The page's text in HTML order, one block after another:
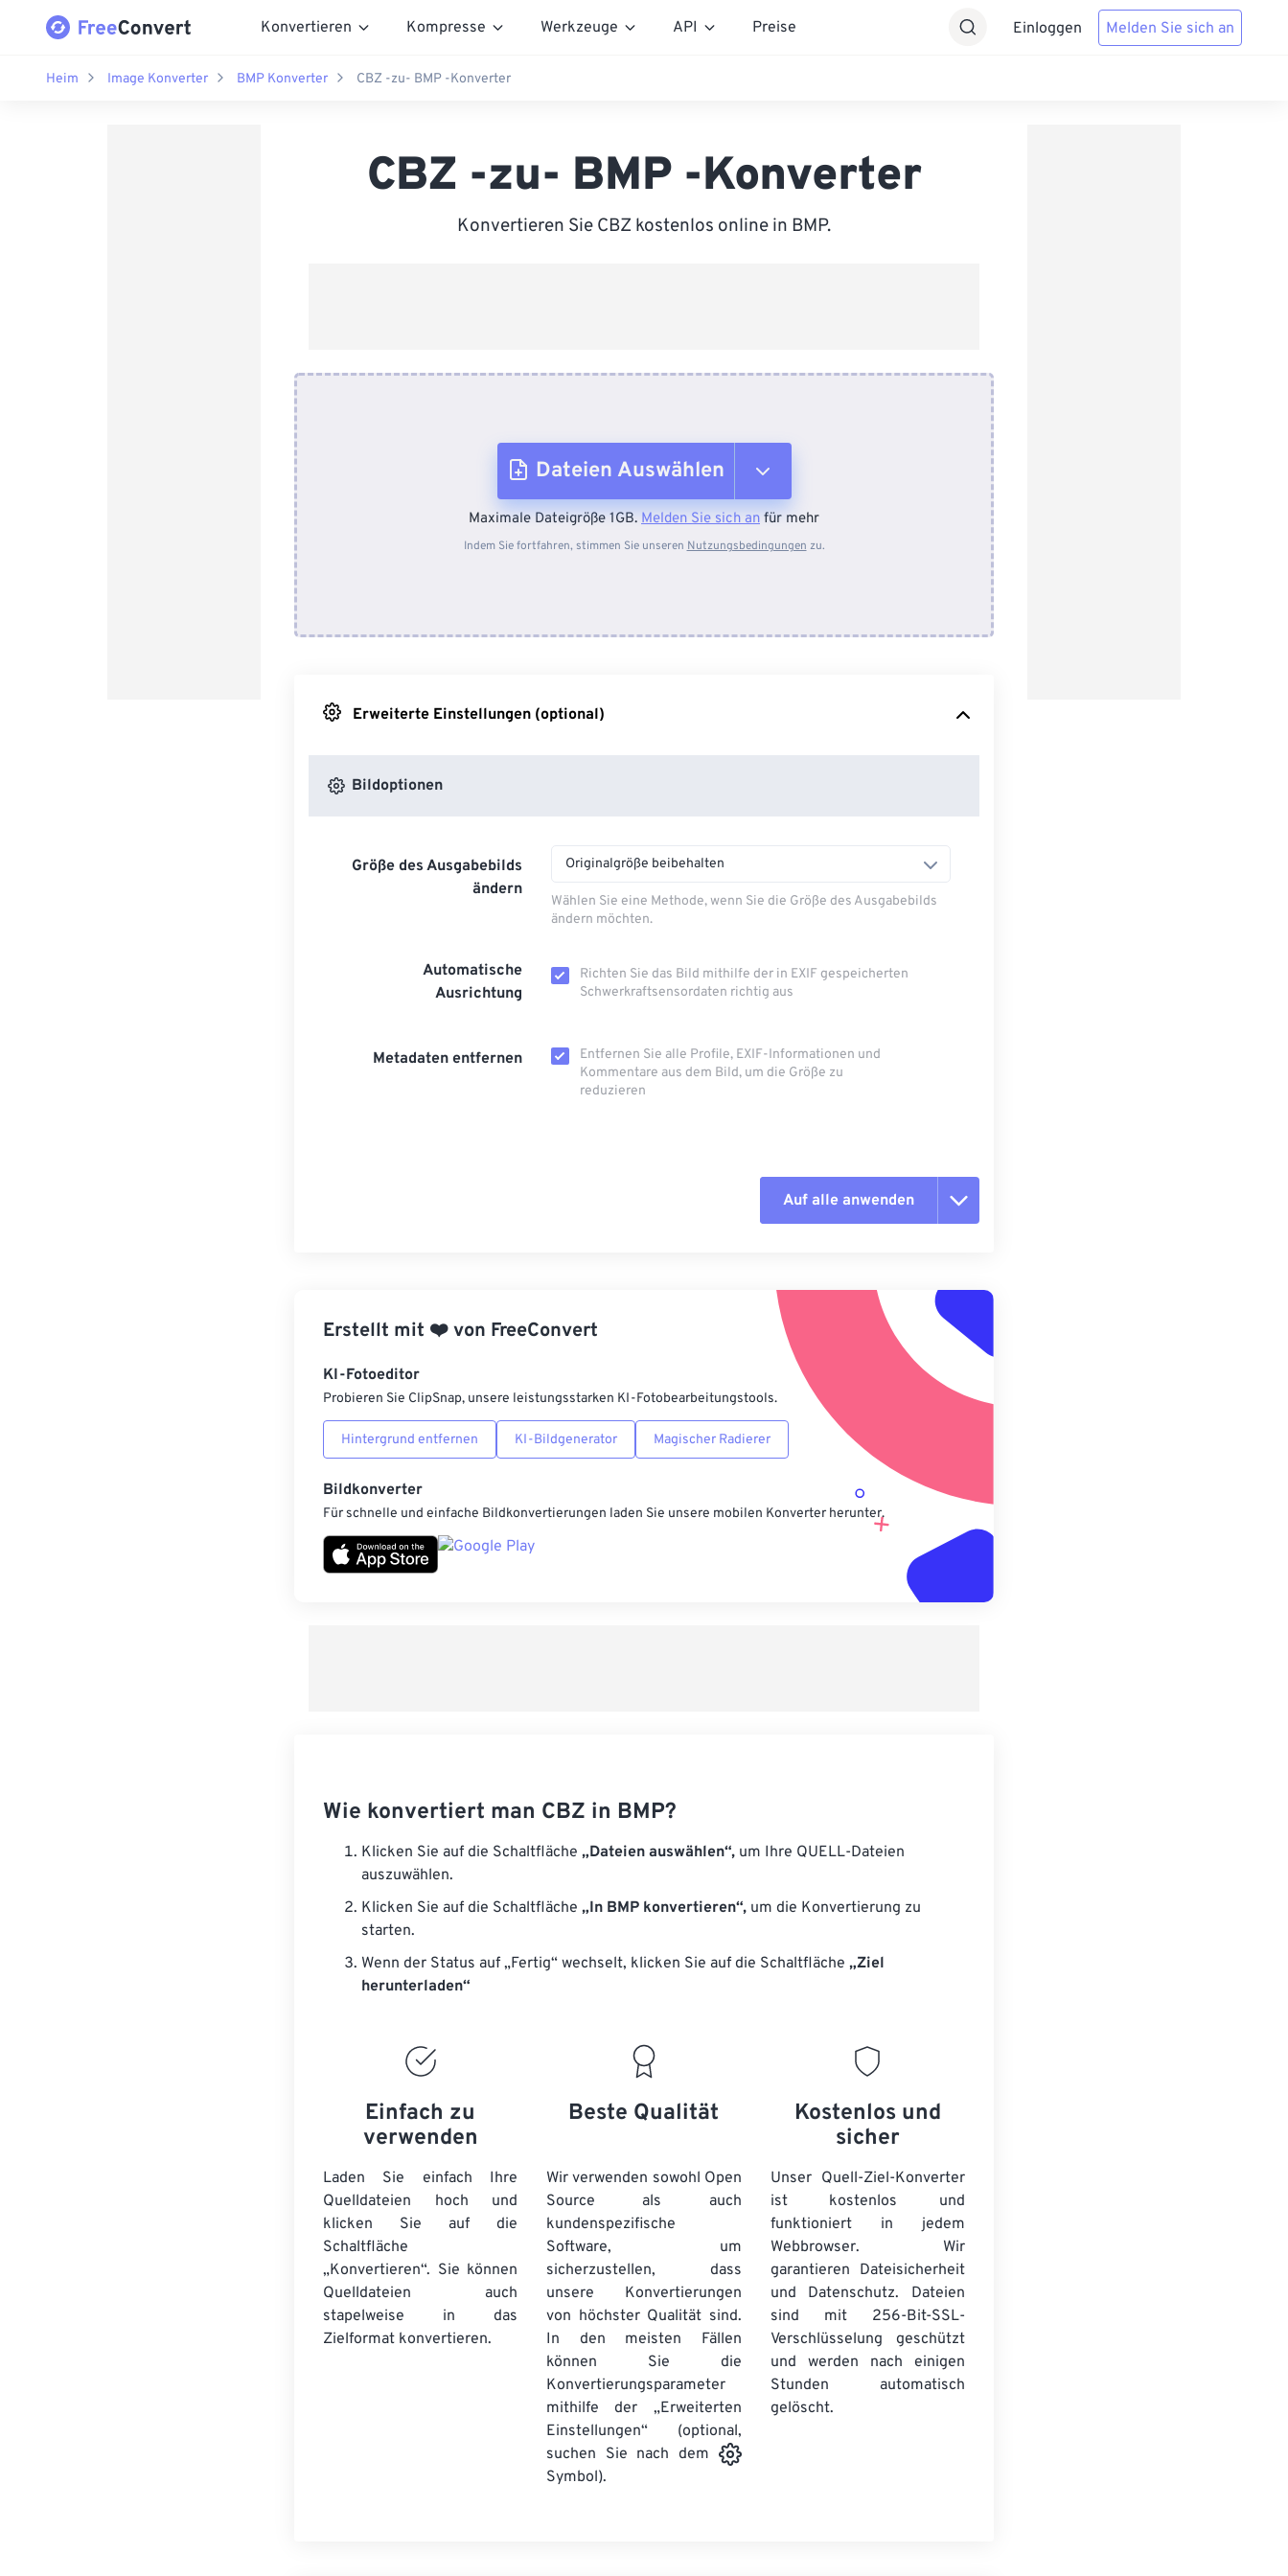
Konvertieren Kompresse Werkzeuge API Preise Einloggen Melden Sie sich an
Heim Image Konverter BMP Konverter CBZ -zu- BMP -Konverter
CBZ -zu- BMP -Konverter
Konvertieren Sie CBZ kostenlos online in BMP.
Dateien Auswählen
Vom Gerät
Maximale Dateigröße 1GB. Melden Sie sich an für mehr
Indem Sie fortfahren, stimmen Sie unseren Nutzungsbedingungen zu.
Erweiterte Einstellungen (optional)
Bildoptionen
Größe des Ausgabebilds
ändern
Originalgröße beibehalten
Wählen Sie eine Methode, wenn Sie die Größe des Ausgabebilds
ändern möchten.
Automatische
Ausrichtung
Richten Sie das Bild mithilfe der in EXIF ​​gespeicherten
Schwerkraftsensordaten richtig aus
Metadaten entfernen
Entfernen Sie alle Profile, EXIF-Informationen und
Kommentare aus dem Bild, um die Größe zu
reduzieren
Auf alle anwenden
Aus Vorgabe anwenden
Als Vorgabe speichern
Erstellt mit ❤️von FreeConvert
KI-Fotoeditor
Probieren Sie ClipSnap, unsere leistungsstarken KI-Fotobearbeitungstools.
Hintergrund entfernen KI-Bildgenerator Magischer Radierer
Bildkonverter
Für schnelle und einfache Bildkonvertierungen laden Sie unsere mobilen Konverter herunter.
Wie konvertiert man CBZ in BMP?
Klicken Sie auf die Schaltfläche „Dateien auswählen“, um Ihre QUELL-Dateien
auszuwählen.
Klicken Sie auf die Schaltfläche „In BMP konvertieren“, um die Konvertierung zu
starten.
Wenn der Status auf „Fertig“ wechselt, klicken Sie auf die Schaltfläche „Ziel
herunterladen“
Einfach zu
verwenden
Laden Sie einfach Ihre
Quelldateien hoch und
klicken Sie auf die
Schaltfläche
„Konvertieren“. Sie können
Quelldateien auch
stapelweise in das
Zielformat konvertieren.
Beste Qualität
Wir verwenden sowohl Open
Source als auch
kundenspezifische
Software, um
sicherzustellen, dass
unsere Konvertierungen
von höchster Qualität sind.
In den meisten Fällen
können Sie die
Konvertierungsparameter
mithilfe der „Erweiterten
Einstellungen“ (optional,
suchen Sie nach dem
Symbol).
Kostenlos und
sicher
Unser Quell-Ziel-Konverter
ist kostenlos und
funktioniert in jedem
Webbrowser. Wir
garantieren Dateisicherheit
und Datenschutz. Dateien
sind mit 256-Bit-SSL-
Verschlüsselung geschützt
und werden nach einigen
Stunden automatisch
gelöscht.